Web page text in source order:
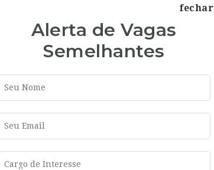
herramientas analíticas y
crecimiento en línea, con un historial de
basadas en datos.
digital y comercio electrónico.
fechar
Alerta de Vagas
Semelhantes